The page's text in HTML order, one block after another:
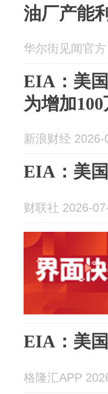
油厂产能
华尔街见闻官
EIA：美
为增加
新浪财经 2026-
EIA：美
财联社 2026-
EIA：美
格隆汇APP